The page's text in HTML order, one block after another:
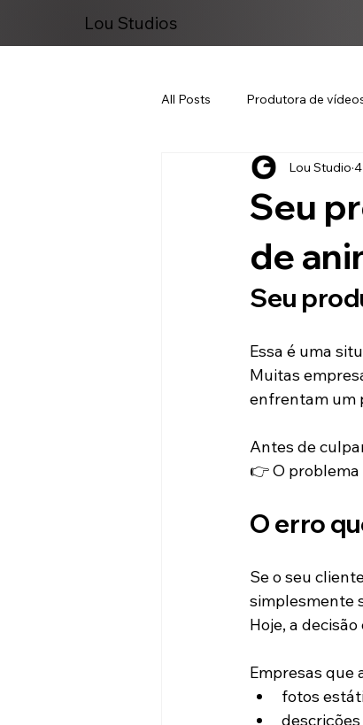
Lou Studios
All Posts Produtora de
Marketing Digital
Seu
de
Lou Studio
Seu
Essa é uma
Muitas
enfrentam um
Antes de
👉 O
O erro
Se o seu
simplesmente
Hoje, a
Empresas que
fotos